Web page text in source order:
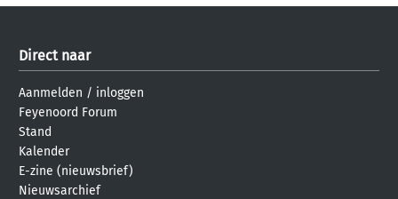
Direct naar
Aanmelden / inloggen
Feyenoord Forum
Stand
Kalender
E-zine (nieuwsbrief)
Nieuwsarchief